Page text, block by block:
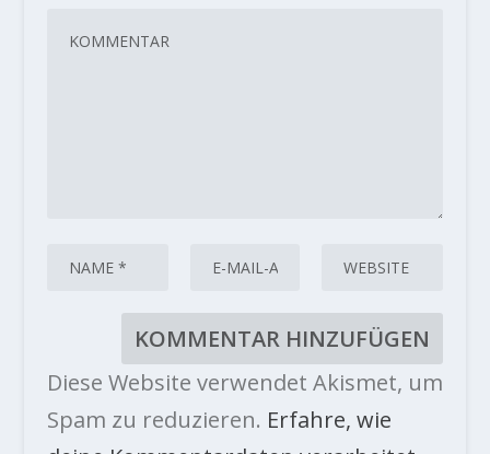
Diese Website verwendet Akismet, um
Spam zu reduzieren. Erfahre, wie